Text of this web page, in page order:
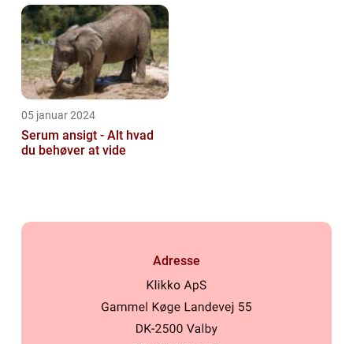
øjenvipper...
05 januar 2024
Serum ansigt - Alt hvad
du behøver at vide
Adresse